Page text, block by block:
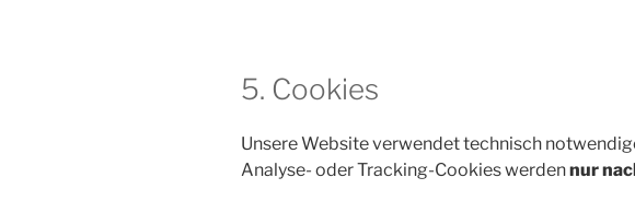
5. Cookies
Unsere Website verwendet technisch
Analyse- oder Tracking-Cookies werdennur